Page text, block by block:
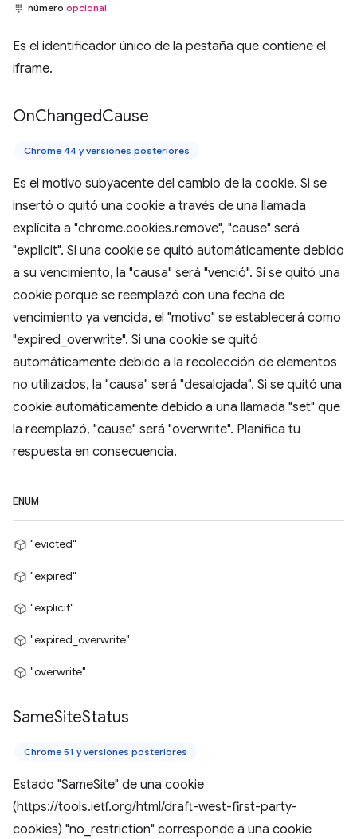
número opcional
Es el identificador único de la pestaña que contiene el
iframe.
OnChangedCause
Chrome 44 y versiones posteriores
Es el motivo subyacente del cambio de la cookie. Si se
insertó o quitó una cookie a través de una llamada
explícita a "chrome.cookies.remove", "cause" será
"explicit". Si una cookie se quitó automáticamente debido
a su vencimiento, la "causa" será "venció". Si se quitó una
cookie porque se reemplazó con una fecha de
vencimiento ya vencida, el "motivo" se establecerá como
"expired_overwrite". Si una cookie se quitó
automáticamente debido a la recolección de elementos
no utilizados, la "causa" será "desalojada". Si se quitó una
cookie automáticamente debido a una llamada "set" que
la reemplazó, "cause" será "overwrite". Planifica tu
respuesta en consecuencia.
ENUM
"evicted"
"expired"
"explicit"
"expired_overwrite"
"overwrite"
SameSiteStatus
Chrome 51 y versiones posteriores
Estado "SameSite" de una cookie
(https://tools.ietf.org/html/draft-west-first-party-
cookies) "no_restriction" corresponde a una cookie